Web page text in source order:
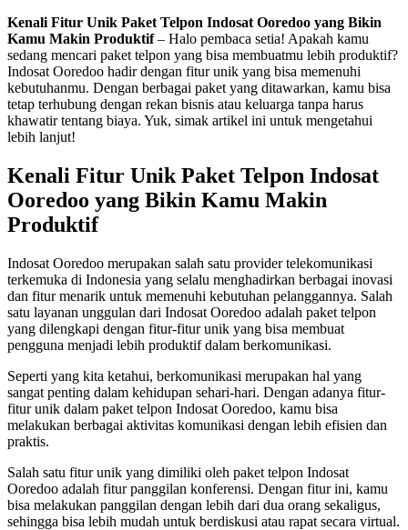
Kenali Fitur Unik Paket Telpon Indosat Ooredoo yang Bikin
Kamu Makin Produktif– Halo pembaca setia! Apakah kamu
sedang mencari paket telpon yang bisa membuatmu lebih produktif?
Indosat Ooredoo hadir dengan fitur unik yang bisa memenuhi
kebutuhanmu. Dengan berbagai paket yang ditawarkan, kamu bisa
tetap terhubung dengan rekan bisnis atau keluarga tanpa harus
khawatir tentang biaya. Yuk, simak artikel ini untuk mengetahui
lebih lanjut!
Kenali Fitur Unik Paket Telpon Indosat
Ooredoo yang Bikin Kamu Makin
Produktif
Indosat Ooredoo merupakan salah satu provider telekomunikasi
terkemuka di Indonesia yang selalu menghadirkan berbagai inovasi
dan fitur menarik untuk memenuhi kebutuhan pelanggannya. Salah
satu layanan unggulan dari Indosat Ooredoo adalah paket telpon
yang dilengkapi dengan fitur-fitur unik yang bisa membuat
pengguna menjadi lebih produktif dalam berkomunikasi.
Seperti yang kita ketahui, berkomunikasi merupakan hal yang
sangat penting dalam kehidupan sehari-hari. Dengan adanya fitur-
fitur unik dalam paket telpon Indosat Ooredoo, kamu bisa
melakukan berbagai aktivitas komunikasi dengan lebih efisien dan
praktis.
Salah satu fitur unik yang dimiliki oleh paket telpon Indosat
Ooredoo adalah fitur panggilan konferensi. Dengan fitur ini, kamu
bisa melakukan panggilan dengan lebih dari dua orang sekaligus,
sehingga bisa lebih mudah untuk berdiskusi atau rapat secara virtual.